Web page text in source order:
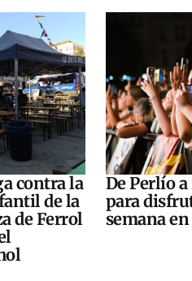
contra la
de la
de Ferrol
De Perlío
para
semana